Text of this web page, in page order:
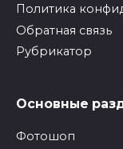
Политика
Обратная связь
Рубрикатор
Основные
Фотошоп